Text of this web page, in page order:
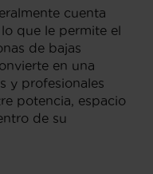
cuenta
que le permite el
de bajas
en una
y profesionales
potencia, espacio
de su